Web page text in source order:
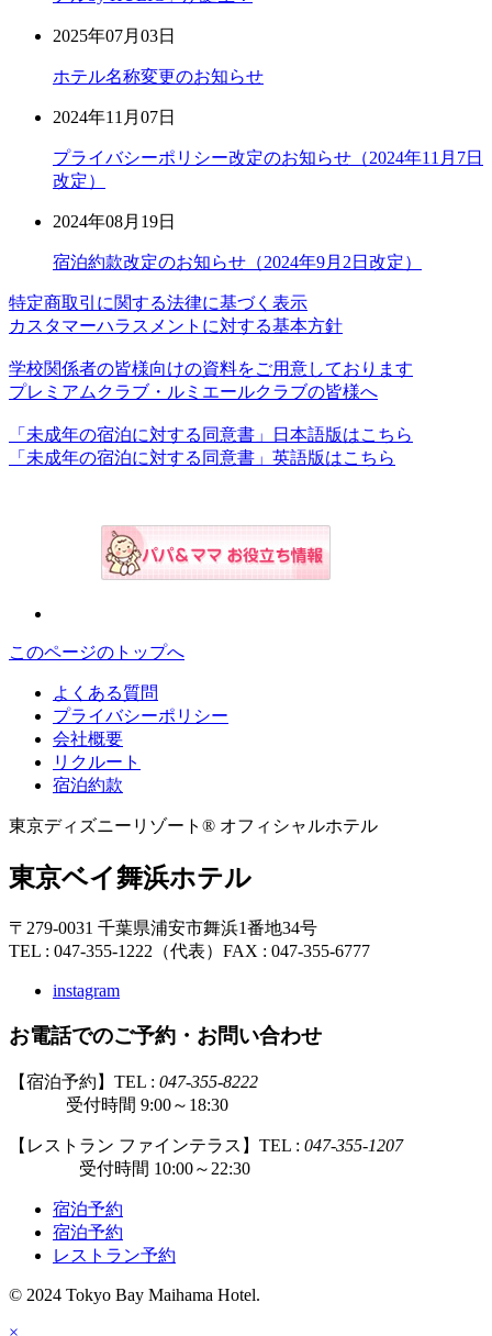
2025年07月03日
ホテル名称変更のお知らせ
2024年11月07日
プライバシーポリシー改定のお知らせ（2024年11月7日
改定）
2024年08月19日
宿泊約款改定のお知らせ（2024年9月2日改定）
特定商取引に関する法律に基づく表示
カスタマーハラスメントに対する基本方針
学校関係者の皆様向けの資料をご用意しております
プレミアムクラブ・ルミエールクラブの皆様へ
「未成年の宿泊に対する同意書」日本語版はこちら
「未成年の宿泊に対する同意書」英語版はこちら
このページのトップへ
よくある質問
プライバシーポリシー
会社概要
リクルート
宿泊約款
東京ディズニーリゾート® オフィシャルホテル
東京ベイ舞浜ホテル
〒279-0031 千葉県浦安市舞浜1番地34号
TEL : 047-355-1222（代表） FAX : 047-355-6777
instagram
お電話でのご予約・お問い合わせ
【宿泊予約】TEL : 047-355-8222
受付時間 9:00～18:30
【レストラン ファインテラス】TEL : 047-355-1207
受付時間 10:00～22:30
宿泊予約
宿泊予約
レストラン予約
© 2024 Tokyo Bay Maihama Hotel.
×